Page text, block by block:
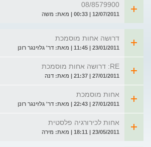
08/8579900
12/07/2011 | 00:33 | מאת: משה
דרושה אחות מוסמכת
23/01/2011 | 11:45 | מאת: דר' גלזינגר רונן
RE: דרושה אחות מוסמכת
27/01/2011 | 21:37 | מאת: דנה
אחות מוסמכת
27/01/2011 | 22:43 | מאת: דר' גלזינגר רונן
אחות לכירורגיה פלסטית
23/05/2011 | 18:11 | מאת: מירה